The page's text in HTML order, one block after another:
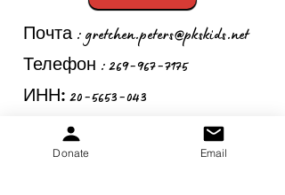
Почта:gretchen.peters@pkskids.net
Телефон :269-967-7175
ИНН: 20-5653-043
Donate Email